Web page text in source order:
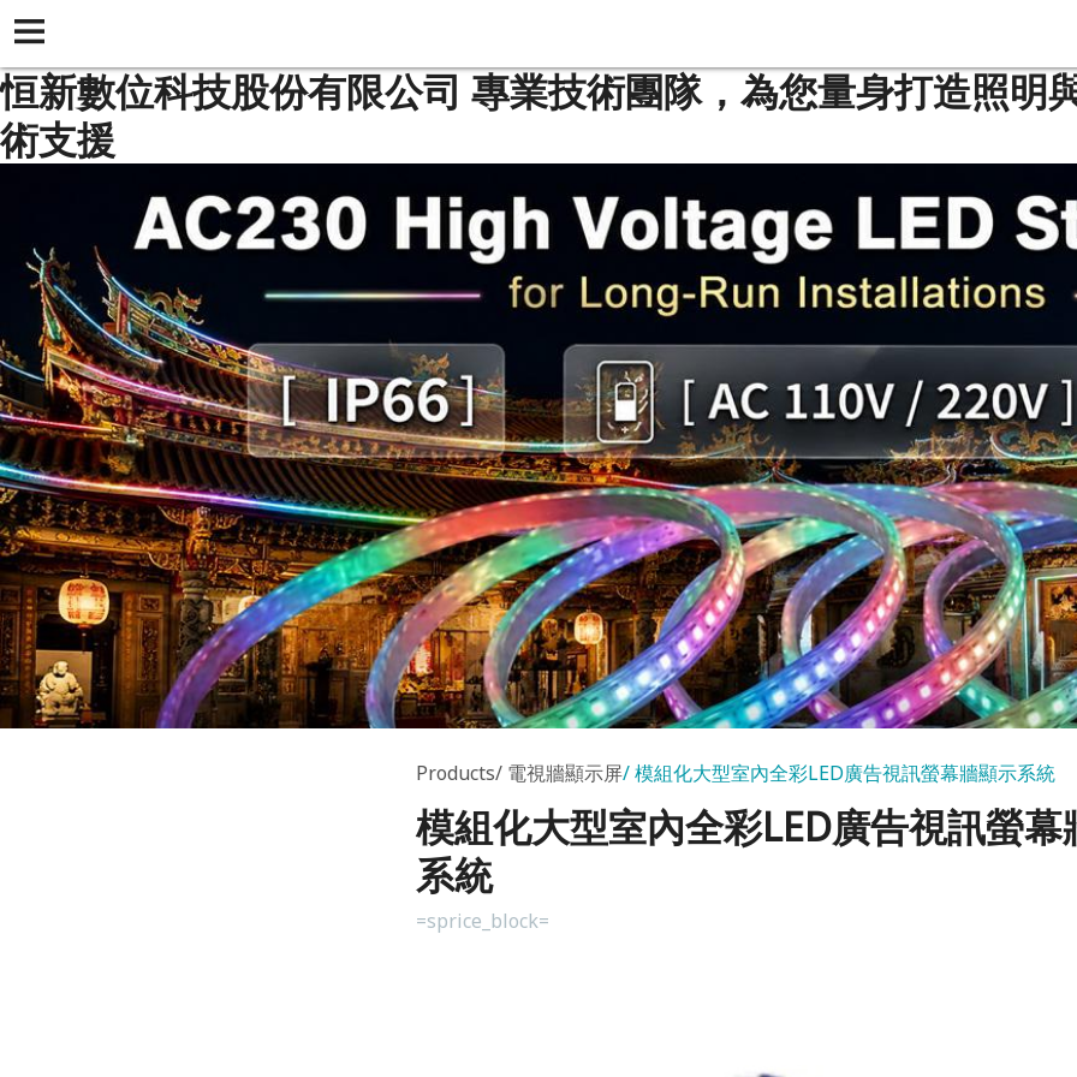
恒新數位科技股份有限公司 專業技術團隊，為您量身打造照明
術支援
Products 電視牆顯示屏 模組化大型室內全彩LED廣告視訊螢幕牆顯示系統
模組化大型室內全彩LED廣告視訊螢幕
系統
=sprice_block=